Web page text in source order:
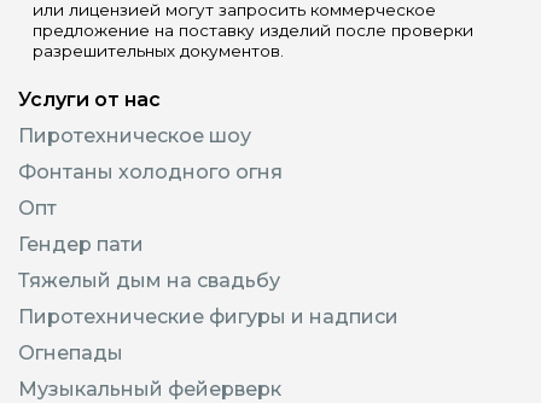
или лицензией могут запросить коммерческое
предложение на поставку изделий после проверки
разрешительных документов.
Услуги от нас
Пиротехническое шоу
Фонтаны холодного огня
Опт
Гендер пати
Тяжелый дым на свадьбу
Пиротехнические фигуры и надписи
Огнепады
Музыкальный фейерверк